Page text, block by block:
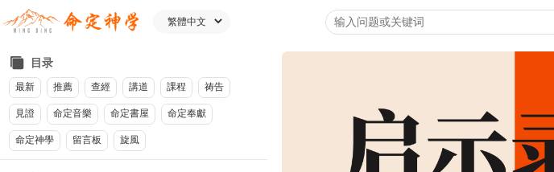
目录
最新 推薦 查經 講道 課程 祷告
見證 命定音樂 命定書屋 命定奉獻
命定神學 留言板 旋風